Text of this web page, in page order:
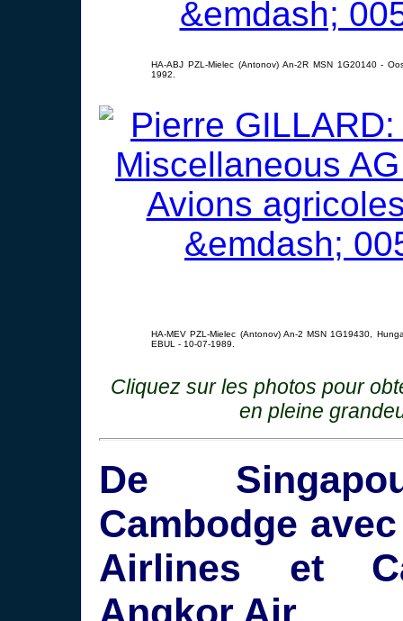
HA-ABJ PZL-Mielec (Antonov) An-2R MSN 1G20140 -
1992.
HA-MEV PZL-Mielec (Antonov) An-2 MSN 1G19430,
EBUL - 10-07-1989.
Cliquez sur les photos pour
en pleine
De
Cambodge
Airlines et